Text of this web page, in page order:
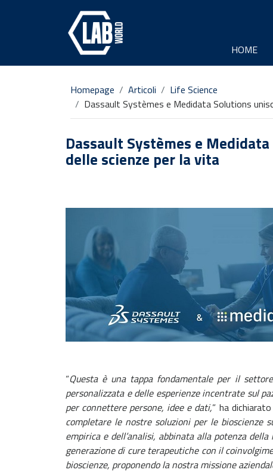
HOME
Homepage Articoli
Life Science
Dassault Systèmes e Medidata Solutions
Dassault Systèmes e
delle scienze per la vita
“Questa è una tappa fondamentale per il
personalizzata e delle esperienze incentrate sul
per connettere persone, idee e dati,” ha dichiarato
completare le nostre soluzioni per le bioscienze
empirica e dell’analisi, abbinata alla potenza
generazione di cure terapeutiche con il
bioscienze, proponendo la nostra missione